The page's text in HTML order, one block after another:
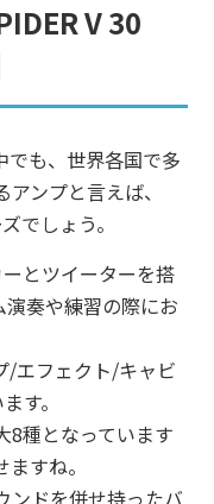
V 30
でも、世界各国で多
ンプと言えば、
でしょう。
とツイーターを搭
演奏や練習の際にお
/エフェクト/キャビ
す。
8種となっています
すね。
ンドを併せ持ったバ